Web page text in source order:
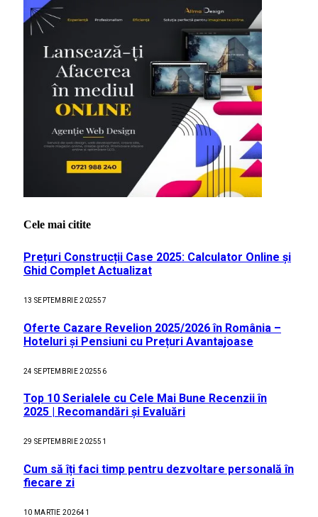
Cele mai citite
Prețuri Construcții Case 2025: Calculator Online și
Ghid Complet Actualizat
13 SEPTEMBRIE 202557
Oferte Cazare Revelion 2025/2026 în România –
Hoteluri și Pensiuni cu Prețuri Avantajoase
24 SEPTEMBRIE 202556
Top 10 Serialele cu Cele Mai Bune Recenzii în
2025 | Recomandări și Evaluări
29 SEPTEMBRIE 202551
Cum să îți faci timp pentru dezvoltare personală în
fiecare zi
10 MARTIE 202641